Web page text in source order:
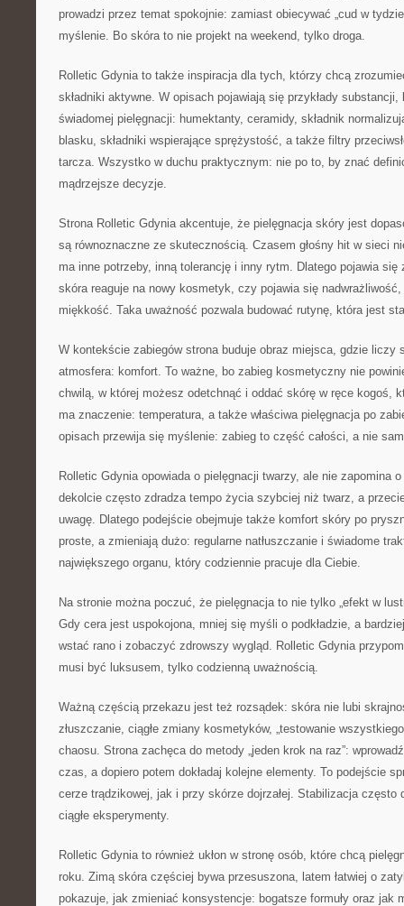
prowadzi przez temat spokojnie: zamiast obiecywać „cud w
myślenie. Bo skóra to nie projekt na weekend, tylko droga.
Rolletic Gdynia to także inspiracja dla tych, którzy chcą
składniki aktywne. W opisach pojawiają się przykłady
świadomej pielęgnacji: humektanty, ceramidy, składnik
blasku, składniki wspierające sprężystość, a także filtry
tarcza. Wszystko w duchu praktycznym: nie po to, by znać
mądrzejsze decyzje.
Strona Rolletic Gdynia akcentuje, że pielęgnacja skóry jest
są równoznaczne ze skutecznością. Czasem głośny hit w sieci
ma inne potrzeby, inną tolerancję i inny rytm. Dlatego pojawia
skóra reaguje na nowy kosmetyk, czy pojawia się
miękkość. Taka uważność pozwala budować rutynę, która jest
W kontekście zabiegów strona buduje obraz miejsca, gdzie liczy
atmosfera: komfort. To ważne, bo zabieg kosmetyczny nie
chwilą, w której możesz odetchnąć i oddać skórę w ręce kogoś,
ma znaczenie: temperatura, a także właściwa pielęgnacja po
opisach przewija się myślenie: zabieg to część całości, a nie
Rolletic Gdynia opowiada o pielęgnacji twarzy, ale nie zapomina
dekolcie często zdradza tempo życia szybciej niż twarz, a
uwagę. Dlatego podejście obejmuje także komfort skóry po
proste, a zmieniają dużo: regularne natłuszczanie i świadome
największego organu, który codziennie pracuje dla Ciebie.
Na stronie można poczuć, że pielęgnacja to nie tylko „efekt w
Gdy cera jest uspokojona, mniej się myśli o podkładzie, a
wstać rano i zobaczyć zdrowszy wygląd. Rolletic Gdynia
musi być luksusem, tylko codzienną uważnością.
Ważną częścią przekazu jest też rozsądek: skóra nie lubi
złuszczanie, ciągłe zmiany kosmetyków, „testowanie
chaosu. Strona zachęca do metody „jeden krok na raz”:
czas, a dopiero potem dokładaj kolejne elementy. To podejście
cerze trądzikowej, jak i przy skórze dojrzałej. Stabilizacja często
ciągłe eksperymenty.
Rolletic Gdynia to również ukłon w stronę osób, które chcą
roku. Zimą skóra częściej bywa przesuszona, latem łatwiej o
pokazuje, jak zmieniać konsystencje: bogatsze formuły oraz jak